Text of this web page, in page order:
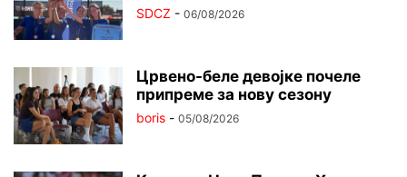
SDCZ - 06/08/2026
Црвено-беле девојке почеле
припреме за нову сезону
boris - 05/08/2026